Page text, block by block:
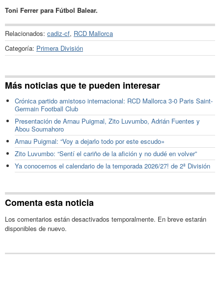
Toni Ferrer para Fútbol Balear.
Relacionados: cadiz-cf, RCD Mallorca
Categoría: Primera División
Más noticias que te pueden interesar
Crónica partido amistoso internacional: RCD Mallorca 3-0 Paris Saint-
Germain Football Club
Presentación de Arnau Puigmal, Zito Luvumbo, Adrián Fuentes y
Abou Soumahoro
Arnau Puigmal: “Voy a dejarlo todo por este escudo»
Zito Luvumbo: “Sentí el cariño de la afición y no dudé en volver”
Ya conocemos el calendario de la temporada 2026/27! de 2ª División
Comenta esta noticia
Los comentarios están desactivados temporalmente. En breve estarán
disponibles de nuevo.